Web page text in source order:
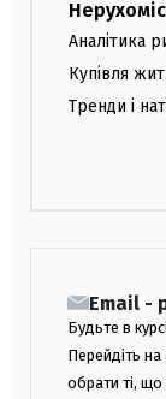
Аналітика
Купівля
Тренди і
Email -
Будьте в
Перейдіть
обрати ті,